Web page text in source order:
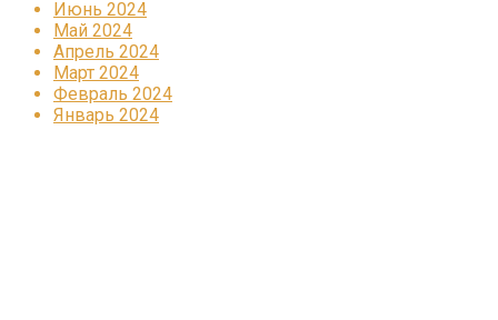
Июнь 2024
Май 2024
Апрель 2024
Март 2024
Февраль 2024
Январь 2024